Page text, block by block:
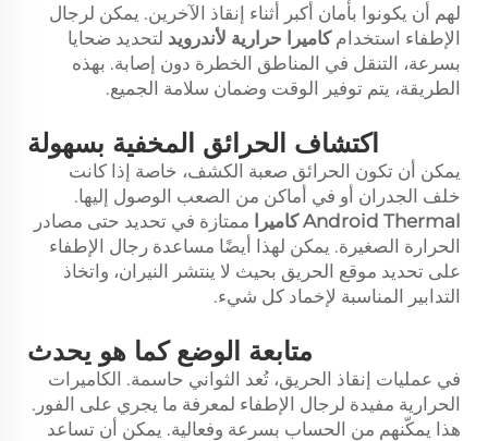
لهم أن يكونوا بأمان أكبر أثناء إنقاذ الآخرين. يمكن لرجال
الإطفاء استخدامكاميرا حرارية لأندرويد لتحديد ضحايا
بسرعة، التنقل في المناطق الخطرة دون إصابة. بهذه
الطريقة، يتم توفير الوقت وضمان سلامة الجميع.
اكتشاف الحرائق المخفية بسهولة
يمكن أن تكون الحرائق صعبة الكشف، خاصة إذا كانت
خلف الجدران أو في أماكن من الصعب الوصول إليها.
Android Thermal كاميرا ممتازة في تحديد حتى مصادر
الحرارة الصغيرة. يمكن لهذا أيضًا مساعدة رجال الإطفاء
على تحديد موقع الحريق بحيث لا ينتشر النيران، واتخاذ
التدابير المناسبة لإخماد كل شيء.
متابعة الوضع كما هو يحدث
في عمليات إنقاذ الحريق، تُعد الثواني حاسمة. الكاميرات
الحرارية مفيدة لرجال الإطفاء لمعرفة ما يجري على الفور.
هذا يمكّنهم من الحساب بسرعة وفعالية. يمكن أن تساعد